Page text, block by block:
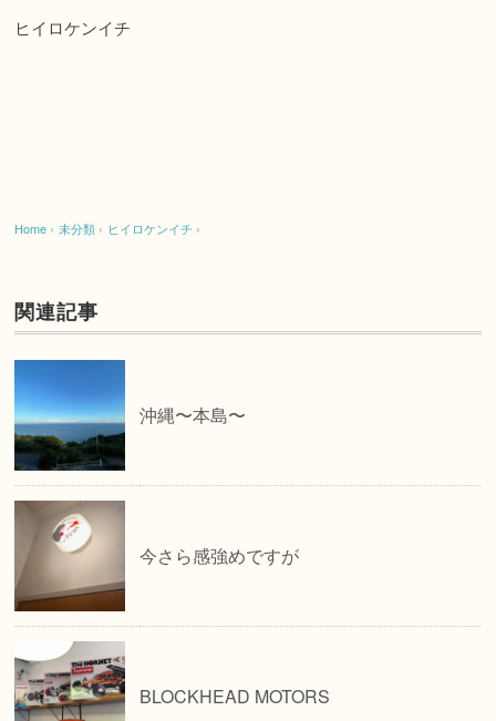
ヒイロケンイチ
Home › 未分類 › ヒイロケンイチ ›
関連記事
沖縄〜本島〜
今さら感強めですが
BLOCKHEAD MOTORS